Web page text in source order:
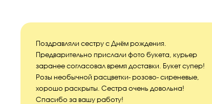
Поздравляли сестру с Днём рождения.
Предварительно прислали фото букета, курьер
заранее согласовал время доставки. Букет супер!
Розы необычной расцветки- розово- сиреневые,
хорошо раскрыты. Сестра очень довольна!
Спасибо за вашу работу!